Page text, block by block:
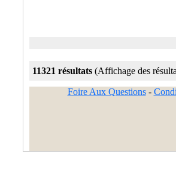
11321 résultats (Affichage des
Foire Aux Questions-